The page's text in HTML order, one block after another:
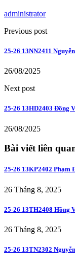
administrator
Previous post
25-26 13NN2411
26/08/2025
Next post
25-26 13HD2403 Đồng
26/08/2025
Bài viết liên
25-26 13KP2402 Phạm
26 Tháng 8, 2025
25-26 13TH2408 Hồng
26 Tháng 8, 2025
25-26 13TN2302